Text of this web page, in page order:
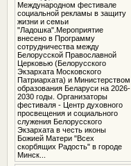
Международном фестивале
социальной рекламы в защиту
жизни и семьи
"Ладошка".Мероприятие
внесено в Программу
сотрудничества между
Белорусской Православной
Церковью (Белорусского
Экзархата Московского
Патриархата) и Министерством
образования Беларуси на 2026-
2030 годы. Организаторы
фестиваля - Центр духовного
просвещения и социального
служения Белорусского
Экзархата в честь иконы
Божией Матери "Всех
скорбящих Радость" в городе
Минск...